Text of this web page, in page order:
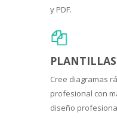
y PDF.
Cree diagramas
profesional con
diseño